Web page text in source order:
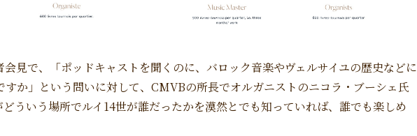
会見で、「ポッドキャストを聞くのに、バロック音楽やヴェルサイユの歴史などに
すか」という問いに対して、CMVBの所長でオルガニストのニコラ・ブーシェ氏
ういう場所でルイ14世が誰だったかを漠然とでも知っていれば、誰でも楽しめ